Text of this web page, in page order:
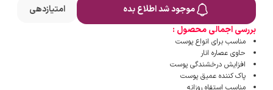
موجود شد اطلاع بده
امتیازدهی
بررسی اجمالی محصول :
مناسب برای انواع پوست
حاوی عصاره انار
افزایش درخشندگی پوست
پاک کننده عمیق پوست
مناسب استفاه روزانه